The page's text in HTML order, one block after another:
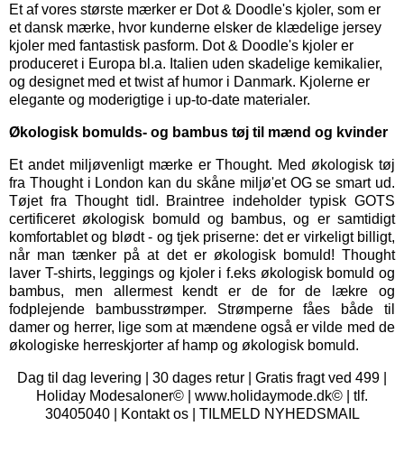
Et af vores største mærker er Dot & Doodle's kjoler, som er
et dansk mærke, hvor kunderne elsker de klædelige jersey
kjoler med fantastisk pasform. Dot & Doodle's kjoler er
produceret i Europa bl.a. Italien uden skadelige kemikalier,
og designet med et twist af humor i Danmark. Kjolerne er
elegante og moderigtige i up-to-date materialer.
Økologisk bomulds- og bambus tøj til mænd og kvinder
Et andet miljøvenligt mærke erThought. Med økologisk tøj
fra Thought i London kan du skåne miljø'et OG se smart ud.
Tøjet fra Thought tidl. Braintree indeholder typisk GOTS
certificeret økologisk bomuld og bambus, og er samtidigt
komfortablet og blødt - og tjek priserne: det er virkeligt billigt,
når man tænker på at det er økologisk bomuld! Thought
laver T-shirts, leggings og kjoler i f.eks økologisk bomuld og
bambus, men allermest kendt er de for de lækre og
fodplejende bambusstrømper. Strømperne fåes både til
damer og herrer, lige som at mændene også er vilde med de
økologiske herreskjorter af hamp og økologisk bomuld.
Dag til dag levering | 30 dages retur | Gratis fragt ved 499 |
Holiday Modesaloner© | www.holidaymode.dk© | tlf.
30405040 |
Kontakt os| TILMELD NYHEDSMAIL